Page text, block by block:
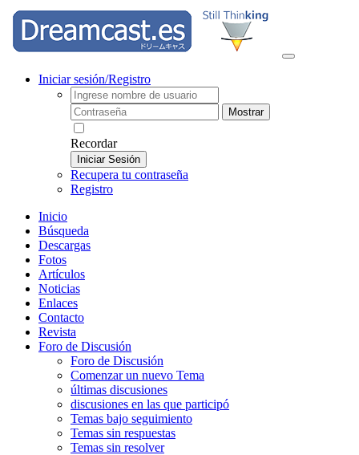
Iniciar sesión/Registro
Mostrar
Recordar
Iniciar Sesión
Recupera tu contraseña
Registro
Inicio
Búsqueda
Descargas
Fotos
Artículos
Noticias
Enlaces
Contacto
Revista
Foro de Discusión
Foro de Discusión
Comenzar un nuevo Tema
últimas discusiones
discusiones en las que participó
Temas bajo seguimiento
Temas sin respuestas
Temas sin resolver